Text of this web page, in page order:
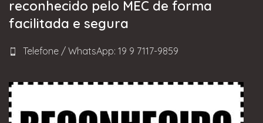
reconhecido pelo MEC de forma
facilitada e segura
Telefone / WhatsApp: 19 9 7117-9859